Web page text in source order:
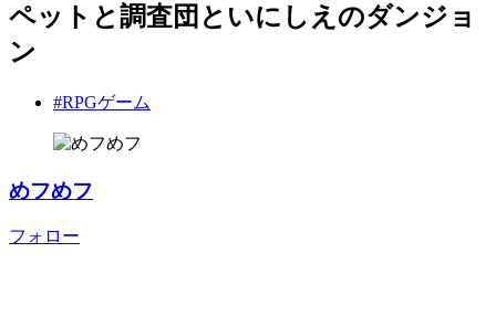
ペットと調査団といにしえのダンジョ
ン
#RPGゲーム
めフめフ
フォロー